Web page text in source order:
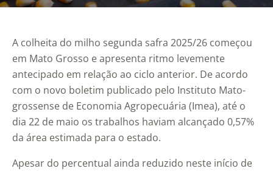
A colheita do milho segunda safra 2025/26 começou
em Mato Grosso e apresenta ritmo levemente
antecipado em relação ao ciclo anterior. De acordo
com o novo boletim publicado pelo Instituto Mato-
grossense de Economia Agropecuária (Imea), até o
dia 22 de maio os trabalhos haviam alcançado 0,57%
da área estimada para o estado.
Apesar do percentual ainda reduzido neste início de